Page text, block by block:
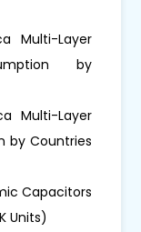
Multi-Layer
by
Multi-Layer
by Countries
Capacitors
Units)